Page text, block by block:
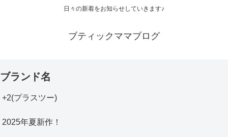
日々の新着をお知らせしていきます♪
ブティックママブログ
ブランド名
+2(プラスツー)
2025年夏新作！